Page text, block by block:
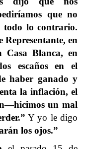
que no
todo lo contrario.
en
Casa Blanca, en
escaños en el
haber ganado y
la inflación, el
un mal
Y yo le digo
los ojos.”